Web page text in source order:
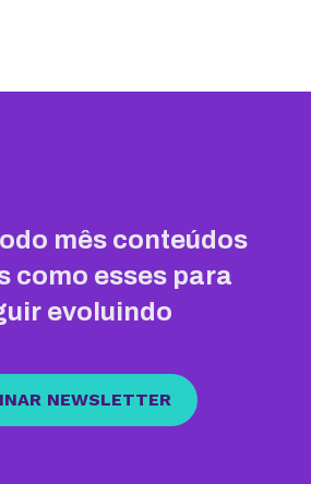
mês conteúdos
como esses para
evoluindo
NEWSLETTER